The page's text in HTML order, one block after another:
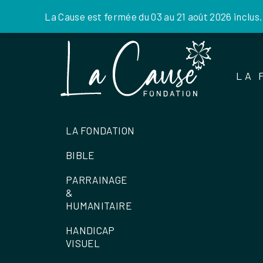
La Cause est fermée du 03 au 21 août 2026
LA
LA FONDATION
BIBLE
PARRAINAGE
&
HUMANITAIRE
HANDICAP
VISUEL